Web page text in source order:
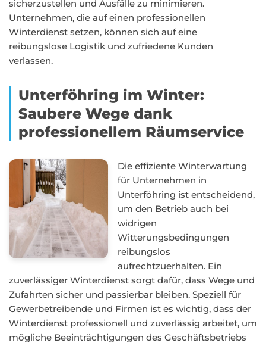
sicherzustellen und Ausfälle zu minimieren.
Unternehmen, die auf einen professionellen
Winterdienst setzen, können sich auf eine
reibungslose Logistik und zufriedene Kunden
verlassen.
Unterföhring im Winter:
Saubere Wege dank
professionellem Räumservice
Die effiziente Winterwartung
für Unternehmen in
Unterföhring ist entscheidend,
um den Betrieb auch bei
widrigen
Witterungsbedingungen
reibungslos
aufrechtzuerhalten. Ein
zuverlässiger Winterdienst sorgt dafür, dass Wege und
Zufahrten sicher und passierbar bleiben. Speziell für
Gewerbetreibende und Firmen ist es wichtig, dass der
Winterdienst professionell und zuverlässig arbeitet, um
mögliche Beeinträchtigungen des Geschäftsbetriebs